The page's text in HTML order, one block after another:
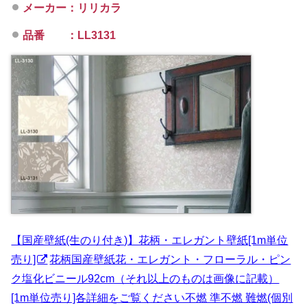
メーカー：リリカラ
品番 ：LL3131
【国産壁紙(生のり付き)】花柄・エレガント壁紙[1m単位
売り]
花柄国産壁紙花・エレガント・フローラル・ピン
ク塩化ビニール92cm（それ以上のものは画像に記載）
[1m単位売り]各詳細をご覧ください不燃 準不燃 難燃(個別